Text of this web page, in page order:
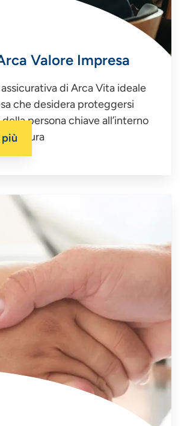
Valore Impresa
di Arca Vita ideale
che desidera proteggersi
persona chiave all’interno
struttura